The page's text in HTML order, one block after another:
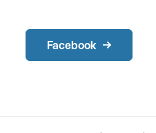
Facebook